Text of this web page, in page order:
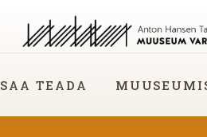
SAA TEADA